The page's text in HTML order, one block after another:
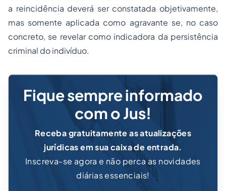
a reincidência deverá ser constatada objetivamente,
mas somente aplicada como agravante se, no caso
concreto, se revelar como indicadora da persistência
criminal do indivíduo.
Fique sempre informado
com o Jus!
Receba gratuitamente as atualizações
jurídicas em sua caixa de entrada.
Inscreva-se agora e não perca as novidades
diárias essenciais!